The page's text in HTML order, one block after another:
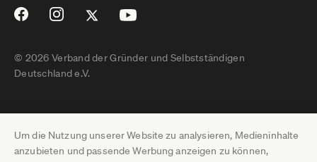
Um die Nutzung unserer Website zu analysieren, Medieninhalte
anzubieten und passende Werbung anzeigen zu können,
© 2026 Verband der Gründer und Selbstständigen
Deutschland e.V.
Impressum
Datenschutz